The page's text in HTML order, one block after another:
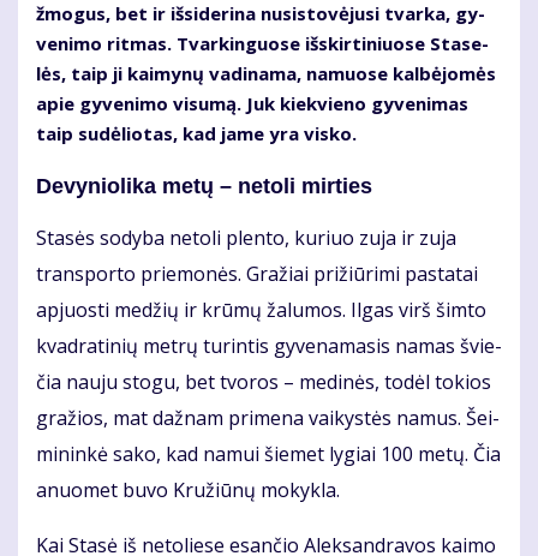
žmo­gus, bet ir iš­si­de­ri­na nu­si­sto­vė­ju­si tvar­ka, gy­
ve­ni­mo rit­mas. Tvar­kin­guo­se iš­skir­ti­niuo­se Sta­se­
lės, taip ji kai­my­nų va­di­na­ma, na­muo­se kal­bė­jo­mės
apie gy­ve­ni­mo vi­su­mą. Juk kiek­vie­no gy­ve­ni­mas
taip su­dė­lio­tas, kad ja­me yra vis­ko.
De­vy­nio­li­ka me­tų – ne­to­li mir­ties
Sta­sės so­dy­ba ne­to­li plen­to, ku­riuo zu­ja ir zu­ja
trans­por­to prie­mo­nės. Gra­žiai pri­žiū­ri­mi pa­sta­tai
ap­juos­ti me­džių ir krū­mų ža­lu­mos. Il­gas virš šim­to
kvad­ra­ti­nių met­rų tu­rin­tis gy­ve­na­ma­sis na­mas švie­
čia nau­ju sto­gu, bet tvo­ros – me­di­nės, to­dėl to­kios
gra­žios, mat daž­nam pri­me­na vai­kys­tės na­mus. Šei­
mi­nin­kė sa­ko, kad na­mui šie­met ly­giai 100 me­tų. Čia
anuo­met bu­vo Kru­žiū­nų mo­kyk­la.
Kai Sta­sė iš ne­to­lie­se esan­čio Alek­san­dra­vos kai­mo